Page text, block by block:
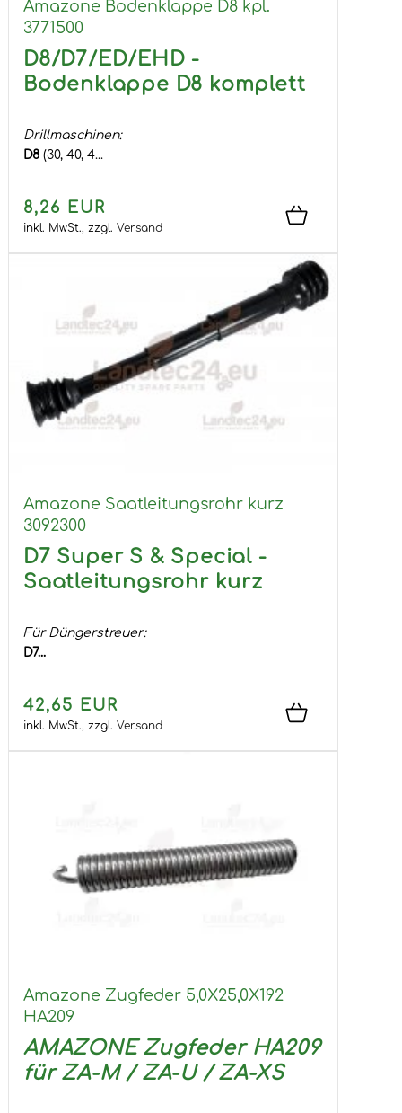
Amazone Bodenklappe D8 kpl.
3771500
D8/D7/ED/EHD -
Bodenklappe D8 komplett
Drillmaschinen:
D8 (30, 40, 4...
8,26 EUR
inkl. MwSt., zzgl. Versand
Amazone Saatleitungsrohr kurz
3092300
D7 Super S & Special -
Saatleitungsrohr kurz
Für Düngerstreuer:
D7...
42,65 EUR
inkl. MwSt., zzgl. Versand
Amazone Zugfeder 5,0X25,0X192
HA209
AMAZONE Zugfeder HA209
für ZA-M / ZA-U / ZA-XS